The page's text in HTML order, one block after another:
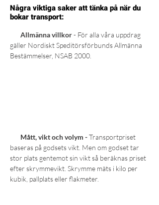
Några viktiga saker att tänka på när du
bokar transport:
Allmänna villkor- För alla våra uppdrag
gäller Nordiskt Speditörsförbunds Allmänna
Bestämmelser, NSAB 2000.
Mått, vikt och volym -Transportpriset
baseras på godsets vikt. Men om godset tar
stor plats gentemot sin vikt så beräknas priset
efter skrymmevikt. Skrymme mäts i kilo per
kubik, pallplats eller flakmeter.